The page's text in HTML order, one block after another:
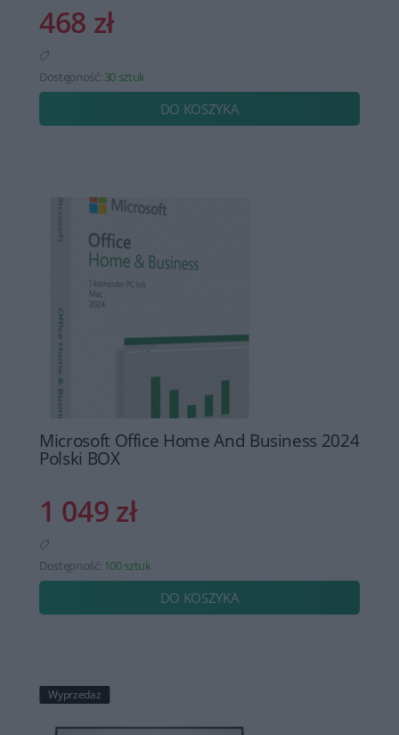
468 zł
Dostępność: 30 sztuk
DO KOSZYKA
Microsoft Office Home And Business 2024
Polski BOX
1 049 zł
Dostępność: 100 sztuk
DO KOSZYKA
Wyprzedaż